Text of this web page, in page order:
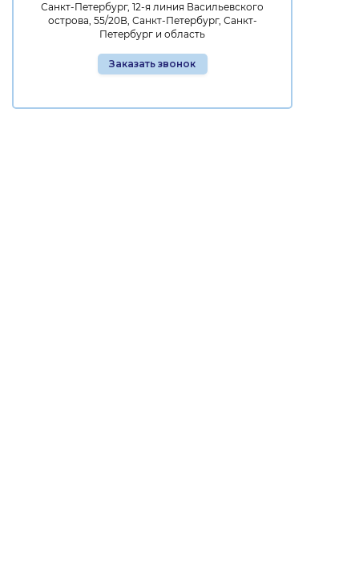
Санкт-Петербург, 12-я линия Васильевского
острова, 55/20В, Санкт-Петербург, Санкт-
Петербург и область
Заказать звонок